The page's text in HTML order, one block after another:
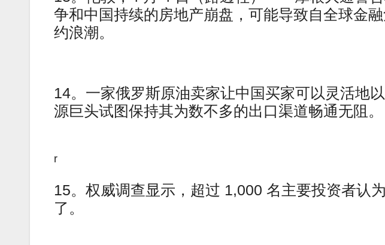
争和中国持续的房地产崩盘，可能导致自全球金
约浪潮。
14。一家俄罗斯原油卖家让中国买家可以灵活地
源巨头试图保持其为数不多的出口渠道畅通无阻。
r
15。权威调查显示，超过 1,000 名主要投资者认
了。